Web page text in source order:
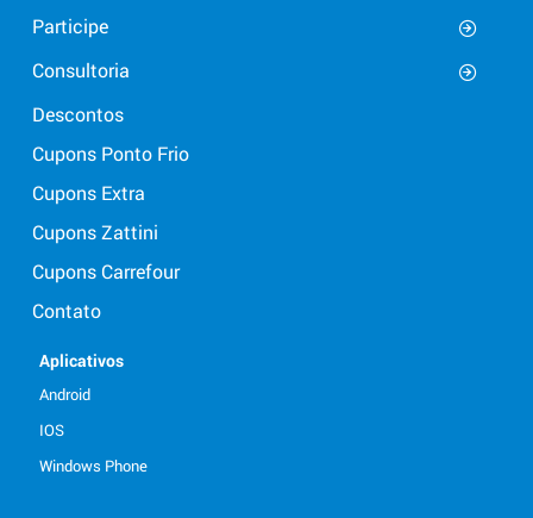
Participe
Consultoria
Descontos
Cupons Ponto Frio
Cupons Extra
Cupons Zattini
Cupons Carrefour
Contato
Aplicativos
Android
IOS
Windows Phone